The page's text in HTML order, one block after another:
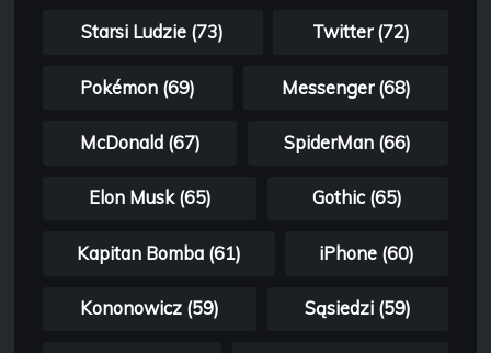
Starsi Ludzie (73) Twitter (72)
Pokémon (69) Messenger (68)
McDonald (67) SpiderMan (66)
Elon Musk (65) Gothic (65)
Kapitan Bomba (61) iPhone (60)
Kononowicz (59) Sąsiedzi (59)